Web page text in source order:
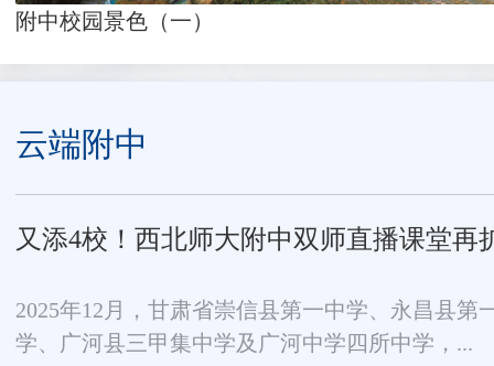
附中校园景色（一）
云端附中
又添4校！西北师大附中双师直播课堂再
2025年12月，甘肃省崇信县第一中学、永昌县第
学、广河县三甲集中学及广河中学四所中学，...